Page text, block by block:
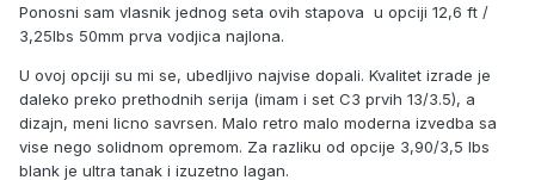
Ponosni sam vlasnik jednog seta ovih stapova u opciji 12,6 ft /
3,25lbs 50mm prva vodjica najlona.
U ovoj opciji su mi se, ubedljivo najvise dopali. Kvalitet izrade je
daleko preko prethodnih serija (imam i set C3 prvih 13/3.5), a
dizajn, meni licno savrsen. Malo retro malo moderna izvedba sa
vise nego solidnom opremom. Za razliku od opcije 3,90/3,5 lbs
blank je ultra tanak i izuzetno lagan.